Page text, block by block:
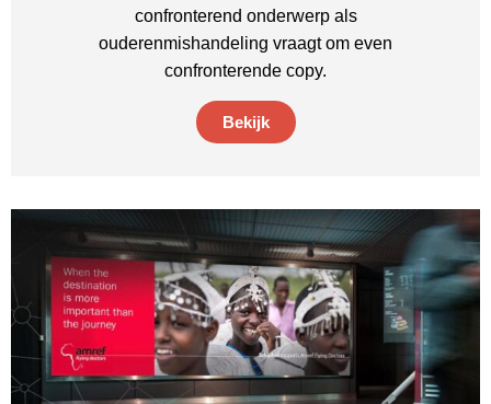
confronterend onderwerp als
ouderenmishandeling vraagt om even
confronterende copy.
Bekijk